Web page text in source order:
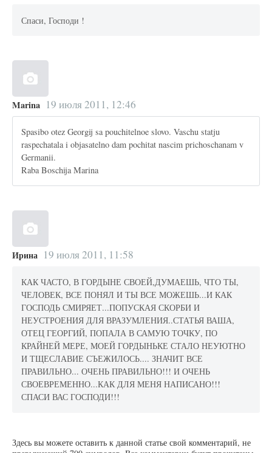
Спаси, Господи !
Marina 19 июля 2011, 12:46
Spasibo otez Georgij sa pouchitelnoe slovo. Vaschu statju
raspechatala i objasatelno dam pochitat nascim prichoschanam v
Germanii.
Raba Boschija Marina
Ирина 19 июля 2011, 11:58
КАК ЧАСТО, В ГОРДЫНЕ СВОЕЙ,ДУМАЕШЬ, ЧТО ТЫ,
ЧЕЛОВЕК, ВСЕ ПОНЯЛ И ТЫ ВСЕ МОЖЕШЬ...И КАК
ГОСПОДЬ СМИРЯЕТ...ПОПУСКАЯ СКОРБИ И
НЕУСТРОЕНИЯ ДЛЯ ВРАЗУМЛЕНИЯ..СТАТЬЯ ВАША,
ОТЕЦ ГЕОРГИЙ, ПОПАЛА В САМУЮ ТОЧКУ, ПО
КРАЙНЕЙ МЕРЕ, МОЕЙ ГОРДЫНЬКЕ СТАЛО НЕУЮТНО
И ТЩЕСЛАВИЕ СЪЕЖИЛОСЬ.... ЗНАЧИТ ВСЕ
ПРАВИЛЬНО... ОЧЕНЬ ПРАВИЛЬНО!!! И ОЧЕНЬ
СВОЕВРЕМЕННО...КАК ДЛЯ МЕНЯ НАПИСАНО!!!
СПАСИ ВАС ГОСПОДИ!!!
Здесь вы можете оставить к данной статье свой комментарий, не